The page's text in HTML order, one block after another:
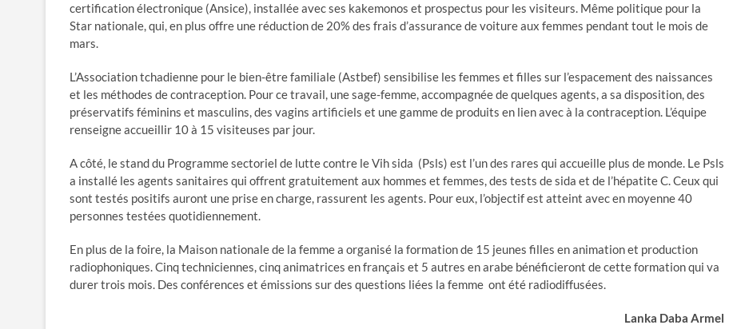
certification électronique (Ansice), installée avec ses kakemonos et prospectus pour les visiteurs. Même politique pour la
Star nationale, qui, en plus offre une réduction de 20% des frais d’assurance de voiture aux femmes pendant tout le mois de
mars.
L’Association tchadienne pour le bien-être familiale (Astbef) sensibilise les femmes et filles sur l’espacement des naissances
et les méthodes de contraception. Pour ce travail, une sage-femme, accompagnée de quelques agents, a sa disposition, des
préservatifs féminins et masculins, des vagins artificiels et une gamme de produits en lien avec à la contraception. L’équipe
renseigne accueillir 10 à 15 visiteuses par jour.
A côté, le stand du Programme sectoriel de lutte contre le Vih sida (Psls) est l’un des rares qui accueille plus de monde. Le Psls
a installé les agents sanitaires qui offrent gratuitement aux hommes et femmes, des tests de sida et de l’hépatite C. Ceux qui
sont testés positifs auront une prise en charge, rassurent les agents. Pour eux, l’objectif est atteint avec en moyenne 40
personnes testées quotidiennement.
En plus de la foire, la Maison nationale de la femme a organisé la formation de 15 jeunes filles en animation et production
radiophoniques. Cinq techniciennes, cinq animatrices en français et 5 autres en arabe bénéficieront de cette formation qui va
durer trois mois. Des conférences et émissions sur des questions liées la femme ont été radiodiffusées.
Lanka Daba Armel